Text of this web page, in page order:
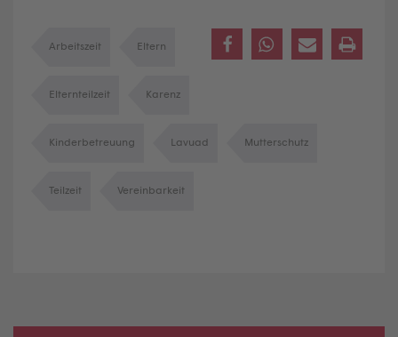
Arbeitszeit Eltern
Elternteilzeit Karenz
Kinderbetreuung Lavuad Mutterschutz
Teilzeit Vereinbarkeit